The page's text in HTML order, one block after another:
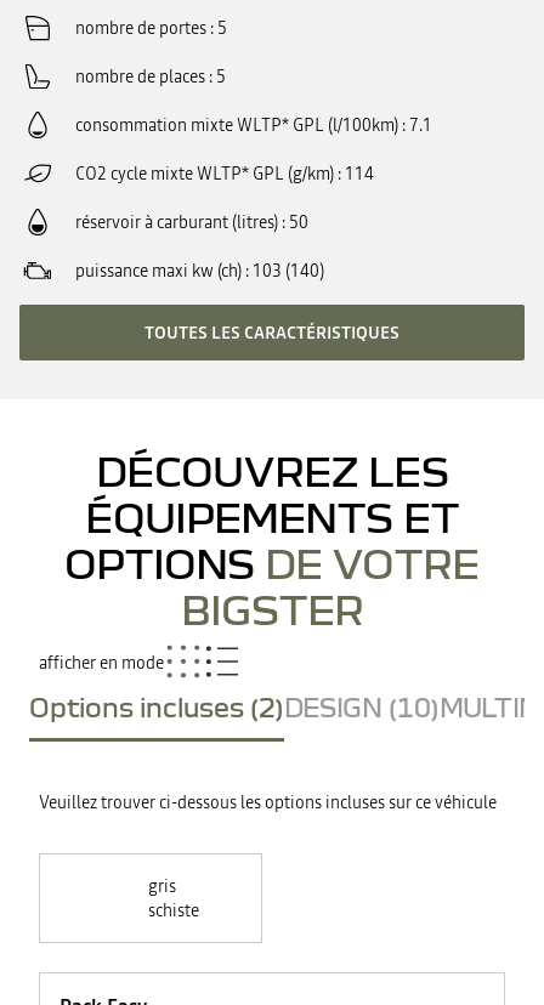
nombre de portes 5
nombre de places 5
consommation mixte WLTP* GPL (l/100km) 7.1
CO2 cycle mixte WLTP* GPL (g/km) 114
réservoir à carburant (litres) 50
puissance maxi kw (ch) 103 (140)
TOUTES LES CARACTÉRISTIQUES
DÉCOUVREZ LES
ÉQUIPEMENTS ET
OPTIONS DE VOTRE
BIGSTER
afficher en mode
Options incluses (2)DESIGN (10)
Veuillez trouver ci-dessous les options incluses sur ce véhicule
gris
schiste